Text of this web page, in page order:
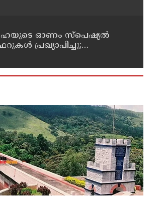
ഓണം സ്പെഷ്യൽ
പ്രഖ്യാപിച്ചു;
എന്നിവയ്ക്ക്
ക്യാഷ്ബാക്കും
ആനുകൂല്യങ്ങളും